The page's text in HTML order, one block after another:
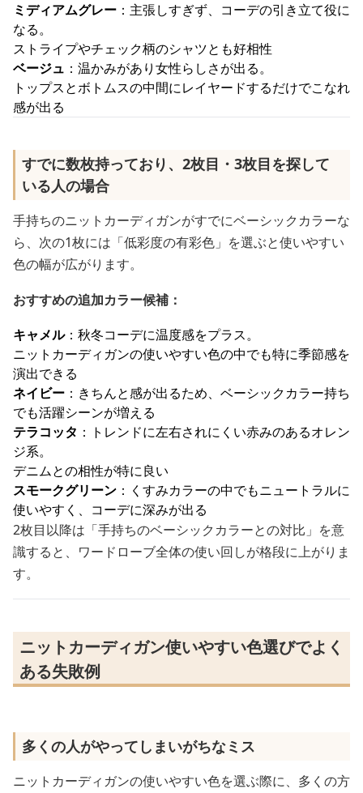
ミディアムグレー ：主張しすぎず、コーデの引き立て役に
なる。
ストライプやチェック柄のシャツとも好相性
ベージュ ：温かみがあり女性らしさが出る。
トップスとボトムスの中間にレイヤードするだけでこなれ
感が出る
すでに数枚持っており、2枚目・3枚目を探して
いる人の場合
手持ちのニットカーディガンがすでにベーシックカラーな
ら、次の1枚には「低彩度の有彩色」を選ぶと使いやすい
色の幅が広がります。
おすすめの追加カラー候補：
キャメル：秋冬コーデに温度感をプラス。
ニットカーディガンの使いやすい色の中でも特に季節感を
演出できる
ネイビー ：きちんと感が出るため、ベーシックカラー持ち
でも活躍シーンが増える
テラコッタ ：トレンドに左右されにくい赤みのあるオレン
ジ系。
デニムとの相性が特に良い
スモークグリーン ：くすみカラーの中でもニュートラルに
使いやすく、コーデに深みが出る
2枚目以降は「手持ちのベーシックカラーとの対比」を意
識すると、ワードローブ全体の使い回しが格段に上がりま
す。
ニットカーディガン使いやすい色選びでよく
ある失敗例
多くの人がやってしまいがちなミス
ニットカーディガンの使いやすい色を選ぶ際に、多くの方